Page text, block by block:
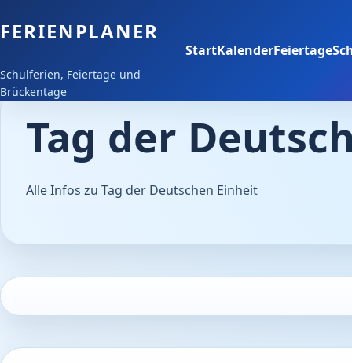
FERIENPLANER
Schulferien, Feiertage und
Brückentage
StartKalenderFeiertage
Tag der
Alle Infos zu Tag der Deutschen Einheit